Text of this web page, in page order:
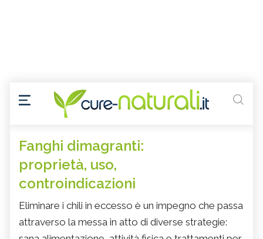
Fanghi dimagranti:
proprietà, uso,
controindicazioni
Eliminare i chili in eccesso è un impegno che passa
attraverso la messa in atto di diverse strategie: